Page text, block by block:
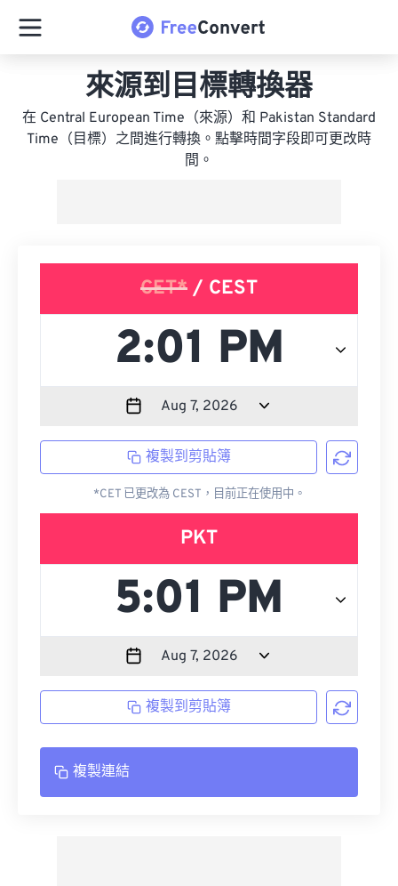
來源到目標轉換器
在 Central European Time（來源）和 Pakistan Standard
Time（目標）之間進行轉換。點擊時間字段即可更改時
間。
CET* / CEST
複製到剪貼簿
*CET 已更改為 CEST，目前正在使用中。
PKT
複製到剪貼簿
複製連結